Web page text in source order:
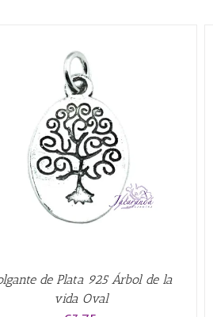
de Plata 925 Árbol de la
vida Oval
AÑADIR AL CARRITO / QUICK VIEW